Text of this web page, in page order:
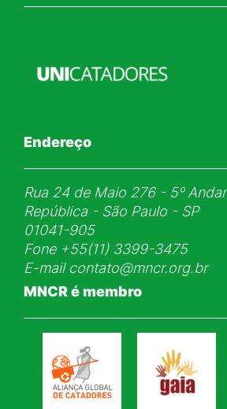
Endereço
Rua 24 de Maio 276 - 5ᵒ Andar
República - São Paulo - SP
01041-905
Fone+55(11) 3399-3475
E-mail contato@mncr.org.br
MNCR é membro